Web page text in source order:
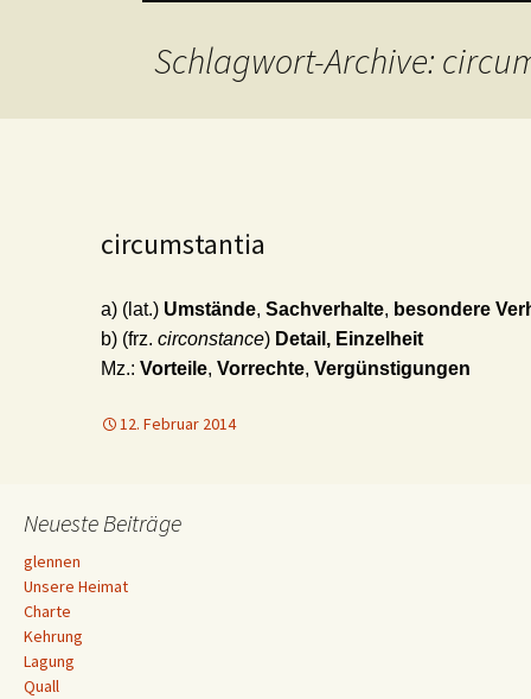
Schlagwort-Archive:
circumstantia
a) (lat.) Umstände, Sachverhalte, besondere
b) (frz. circonstance) Detail, Einzelheit
Mz.: Vorteile, Vorrechte, Vergünstigungen
12. Februar 2014
Neueste Beiträge
glennen
Unsere Heimat
Charte
Kehrung
Lagung
Quall